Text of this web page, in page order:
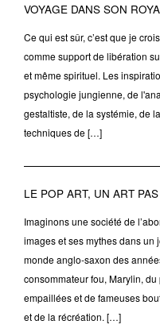
VOYAGE DANS SON
Ce qui est sûr, c’est que je
comme support de libération
et même spirituel. Les
psychologie jungienne, de
gestaltiste, de la systémie, de
techniques de […]
LE POP ART, UN ART
Imaginons une société de
images et ses mythes dans
monde anglo-saxon des
consommateur fou, Marylin,
empaillées et de fameuses
et de la récréation. […]